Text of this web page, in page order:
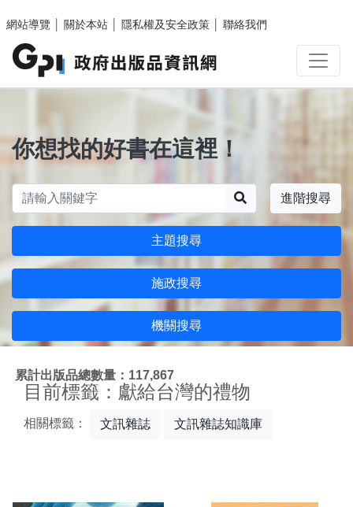
網站導覽
關於本站 隱私權及安全政策 聯絡我們
你想找的好書在這裡！
進階搜尋
主題搜尋
施政搜尋
機關搜尋
累計出版品總數量：117,867
目前標籤：獻給台灣的禮物
相關標籤： 文訊雜誌 文訊雜誌知識庫